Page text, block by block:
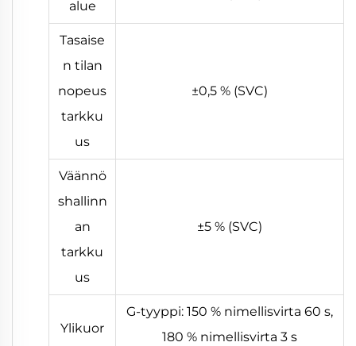
alue
Tasaise
n tilan
nopeus
tarkku
us
±0,5 % (SVC)
Väännö
shallinn
an
tarkku
us
±5 % (SVC)
Ylikuor
G-tyyppi: 150 % nimellisvirta 60 s,
180 % nimellisvirta 3 s